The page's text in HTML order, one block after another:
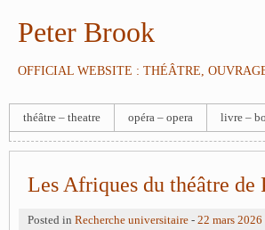
Peter Brook
OFFICIAL WEBSITE : THÉÂTRE,
théâtre – theatre opéra – opera livre –
Les Afriques du théâtre de
Posted in Recherche universitaire - 22 mars 2026